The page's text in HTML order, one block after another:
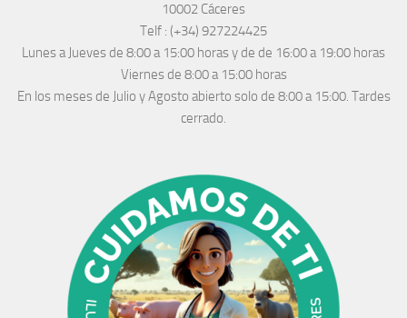
10002 Cáceres
Telf : (+34) 927224425
Lunes a Jueves de 8:00 a 15:00 horas y de de 16:00 a 19:00 horas
Viernes de 8:00 a 15:00 horas
En los meses de Julio y Agosto abierto solo de 8:00 a 15:00. Tardes
cerrado.